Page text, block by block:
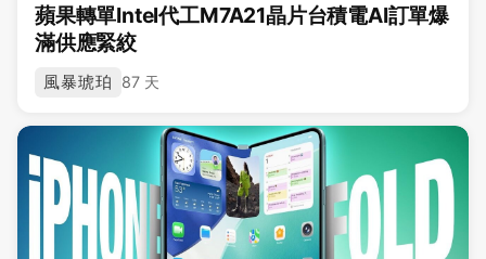
蘋果轉單Intel代工M7A21晶片台積電AI訂單爆
滿供應緊絞
風暴琥珀 87 天